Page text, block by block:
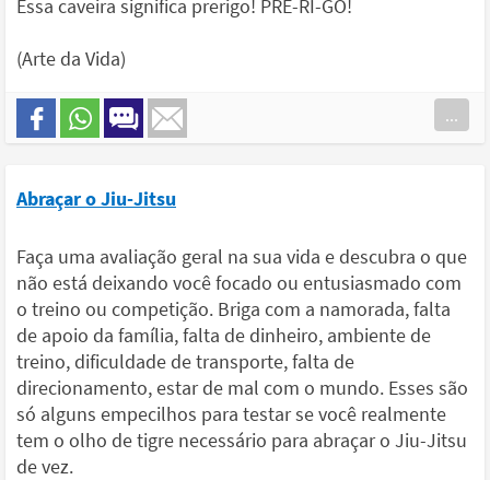
Essa caveira significa prerigo! PRE-RI-GO!
(Arte da Vida)
...
Abraçar o Jiu-Jitsu
Faça uma avaliação geral na sua vida e descubra o que
não está deixando você focado ou entusiasmado com
o treino ou competição. Briga com a namorada, falta
de apoio da família, falta de dinheiro, ambiente de
treino, dificuldade de transporte, falta de
direcionamento, estar de mal com o mundo. Esses são
só alguns empecilhos para testar se você realmente
tem o olho de tigre necessário para abraçar o Jiu-Jitsu
de vez.